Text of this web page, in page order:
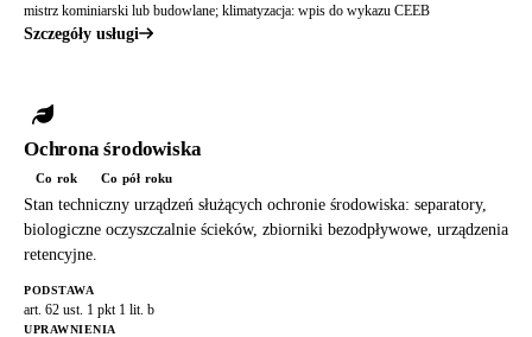
mistrz kominiarski lub budowlane; klimatyzacja: wpis do wykazu CEEB
Szczegóły usługi
Ochrona środowiska
Co rok Co pół roku
Stan techniczny urządzeń służących ochronie środowiska: separatory,
biologiczne oczyszczalnie ścieków, zbiorniki bezodpływowe, urządzenia
retencyjne.
PODSTAWA
art. 62 ust. 1 pkt 1 lit. b
UPRAWNIENIA